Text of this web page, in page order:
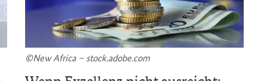
©New Af­ri­ca – stock.adobe.com